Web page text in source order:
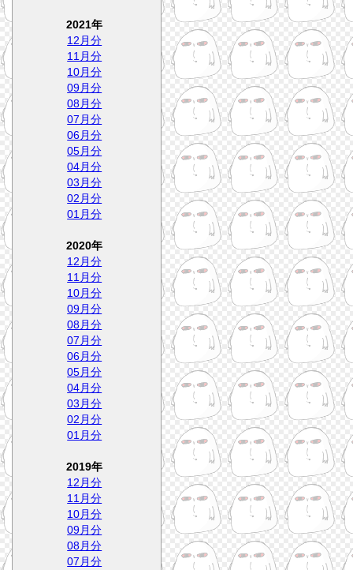
2021年
12月分
11月分
10月分
09月分
08月分
07月分
06月分
05月分
04月分
03月分
02月分
01月分
2020年
12月分
11月分
10月分
09月分
08月分
07月分
06月分
05月分
04月分
03月分
02月分
01月分
2019年
12月分
11月分
10月分
09月分
08月分
07月分